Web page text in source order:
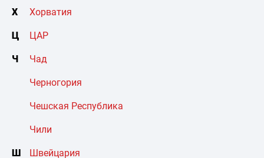
Х Хорватия
Ц ЦАР
Ч Чад
Черногория
Чешская Республика
Чили
Ш Швейцария